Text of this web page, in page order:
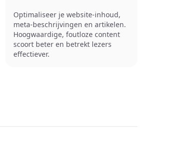
Optimaliseer je website-inhoud,
meta-beschrijvingen en artikelen.
Hoogwaardige, foutloze content
scoort beter en betrekt lezers
effectiever.